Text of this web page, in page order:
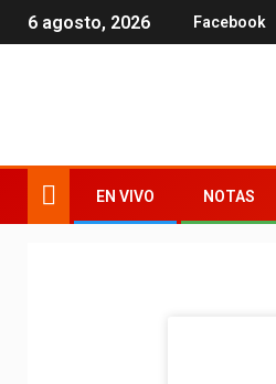
6 agosto, 2026 Facebook
EN VIVO NOTAS